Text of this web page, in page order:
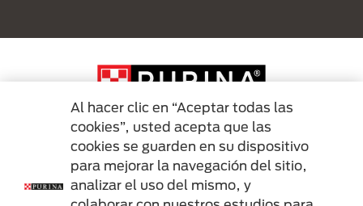
Menu Footer Secundario Purina
Al hacer clic en “Aceptar todas las
cookies”, usted acepta que las
cookies se guarden en su dispositivo
para mejorar la navegación del sitio,
analizar el uso del mismo, y